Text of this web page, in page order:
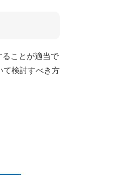
ことが適当で
て検討すべき方